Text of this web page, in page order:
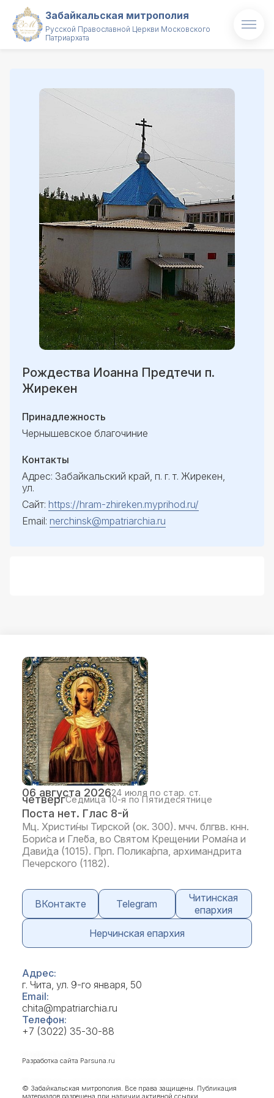
Забайкальская митрополия
Русской Православной Церкви Московского
Патриархата
Митрополит
Образование
Святые и святыни
Контакты
Рождества Иоанна Предтечи п.
Жирекен
Принадлежность
Чернышевское благочиние
Контакты
Адрес: Забайкальский край, п. г. т. Жирекен,
ул.
Сайт: https://hram-zhireken.myprihod.ru/
Email: nerchinsk@mpatriarchia.ru
06 августа 202624 июля по стар. ст.
четвергСедмица 10-я по Пятидесятнице
Поста нет. Глас 8-й
Мц. Христи́ны Тирской (ок. 300). мчч. блгвв. кнн.
Бори́са и Гле́ба, во Святом Крещении Рома́на и
Дави́да (1015). Прп. Полика́рпа, архимандрита
Печерского (1182).
ВКонтакте Telegram
Читинская
епархия
Нерчинская епархия
Адрес:
г. Чита, ул. 9-го января, 50
Email:
chita@mpatriarchia.ru
Телефон:
+7 (3022) 35-30-88
Разработка сайта Parsuna.ru
© Забайкальская митрополия. Все права защищены. Публикация
материалов разрешена при наличии активной ссылки.